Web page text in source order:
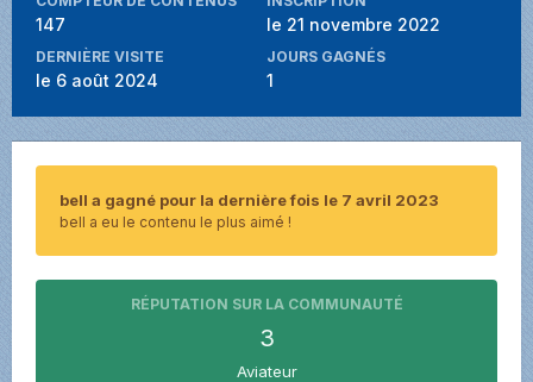
147 le 21 novembre 2022
DERNIÈRE VISITE
le 6 août 2024
JOURS GAGNÉS
1
bell a gagné pour la dernière fois le 7 avril 2023
bell a eu le contenu le plus aimé !
RÉPUTATION SUR LA COMMUNAUTÉ
3
Aviateur